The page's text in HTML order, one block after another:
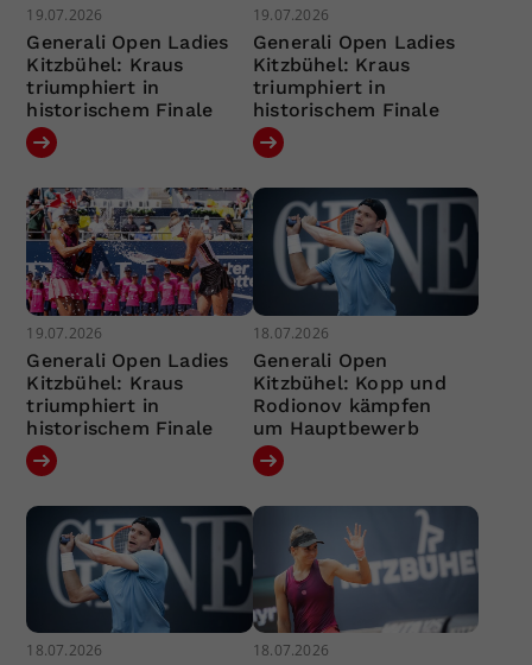
19.07.2026
Generali Open Ladies
Kitzbühel: Kraus
triumphiert in
historischem Finale
19.07.2026
Generali Open Ladies
Kitzbühel: Kraus
triumphiert in
historischem Finale
19.07.2026
Generali Open Ladies
Kitzbühel: Kraus
triumphiert in
historischem Finale
18.07.2026
Generali Open
Kitzbühel: Kopp und
Rodionov kämpfen
um Hauptbewerb
18.07.2026 18.07.2026